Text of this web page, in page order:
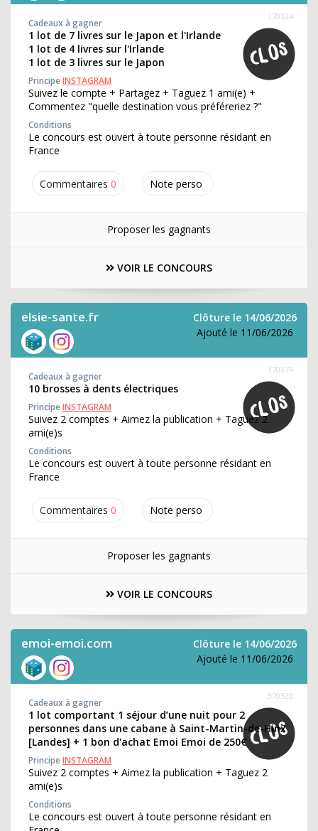
Commentaires 0 Note perso
370324
Cadeaux à gagner
1 lot de 7 livres sur le Japon et l'Irlande
1 lot de 4 livres sur l'Irlande
1 lot de 3 livres sur le Japon
PrincipeINSTAGRAM
Suivez le compte + Partagez + Taguez 1 ami(e) +
Commentez "quelle destination vous préféreriez ?"
Conditions
Le concours est ouvert à toute personne résidant en
France
Proposer les gagnants
VOIR LE CONCOURS
elsie-sante.fr
Clôture le 14/06/2026
Ajouté le 11/06/2026
Commentaires 0 Note perso
370374
Cadeaux à gagner
10 brosses à dents électriques
PrincipeINSTAGRAM
Suivez 2 comptes + Aimez la publication + Taguez 2
ami(e)s
Conditions
Le concours est ouvert à toute personne résidant en
France
Proposer les gagnants
VOIR LE CONCOURS
emoi-emoi.com
Clôture le 14/06/2026
Ajouté le 11/06/2026
370320
Cadeaux à gagner
1 lot comportant 1 séjour d’une nuit pour 2
personnes dans une cabane à Saint-Martin-de-Hinx
[Landes] + 1 bon d'achat Emoi Emoi de 250€
PrincipeINSTAGRAM
Suivez 2 comptes + Aimez la publication + Taguez 2
ami(e)s
Conditions
Le concours est ouvert à toute personne résidant en